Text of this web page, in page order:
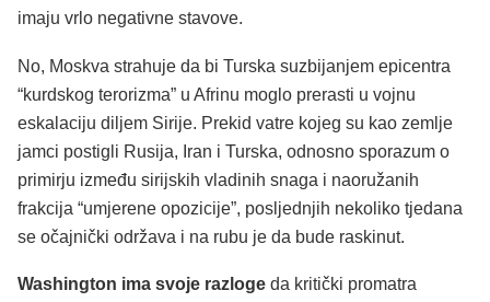
imaju vrlo negativne stavove.
No, Moskva strahuje da bi Turska suzbijanjem epicentra
“kurdskog terorizma” u Afrinu moglo prerasti u vojnu
eskalaciju diljem Sirije. Prekid vatre kojeg su kao zemlje
jamci postigli Rusija, Iran i Turska, odnosno sporazum o
primirju između sirijskih vladinih snaga i naoružanih
frakcija “umjerene opozicije”, posljednjih nekoliko tjedana
se očajnički održava i na rubu je da bude raskinut.
Washington ima svoje razloge da kritički promatra